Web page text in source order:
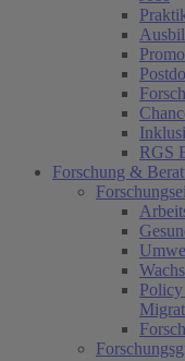
RGS
Forschung &